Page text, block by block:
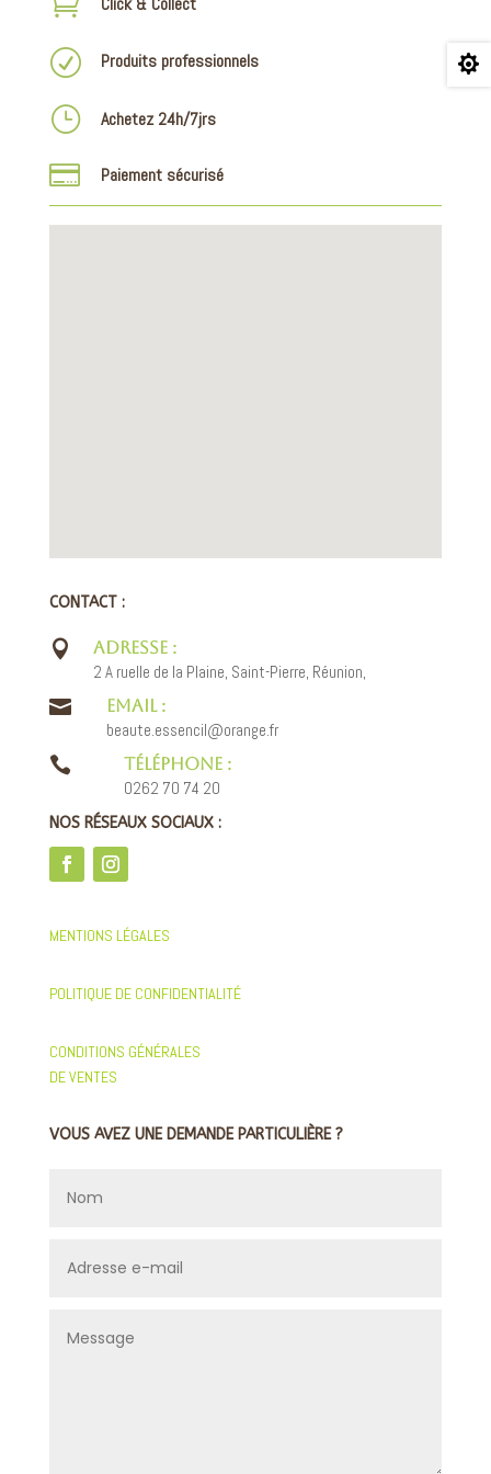
R Produits professionnels
} Achetez 24h/7jrs
 Paiement sécurisé
CONTACT :

ADRESSE :
2 A ruelle de la Plaine, Saint-Pierre, Réunion,

EMAIL :
beaute.essencil@orange.fr

TÉLÉPHONE :
0262 70 74 20
NOS RÉSEAUX SOCIAUX :
MENTIONS LÉGALES
POLITIQUE DE CONFIDENTIALITÉ
CONDITIONS GÉNÉRALES
DE VENTES
VOUS AVEZ UNE DEMANDE PARTICULIÈRE ?
